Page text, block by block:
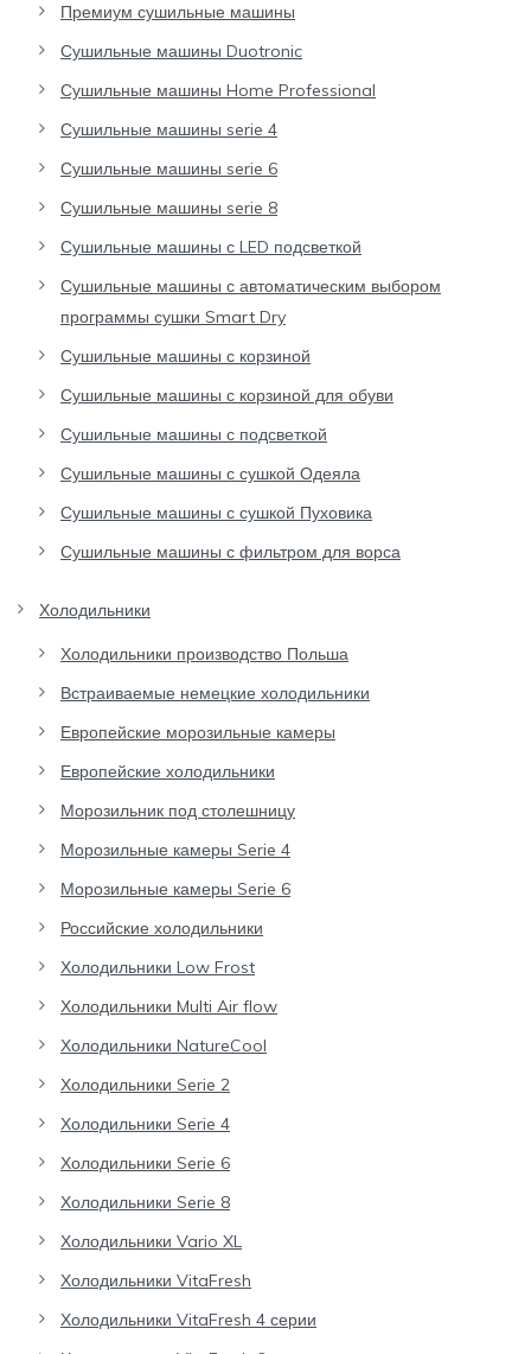
Премиум сушильные машины
Сушильные машины Duotronic
Сушильные машины Home Professional
Сушильные машины serie 4
Сушильные машины serie 6
Сушильные машины serie 8
Сушильные машины с LED подсветкой
Сушильные машины с автоматическим выбором
программы сушки Smart Dry
Сушильные машины с корзиной
Сушильные машины с корзиной для обуви
Сушильные машины с подсветкой
Сушильные машины с сушкой Одеяла
Сушильные машины с сушкой Пуховика
Сушильные машины с фильтром для ворса
Холодильники
Холодильники производство Польша
Встраиваемые немецкие холодильники
Европейские морозильные камеры
Европейские холодильники
Морозильник под столешницу
Морозильные камеры Serie 4
Морозильные камеры Serie 6
Российские холодильники
Холодильники Low Frost
Холодильники Multi Air flow
Холодильники NatureCool
Холодильники Serie 2
Холодильники Serie 4
Холодильники Serie 6
Холодильники Serie 8
Холодильники Vario XL
Холодильники VitaFresh
Холодильники VitaFresh 4 серии